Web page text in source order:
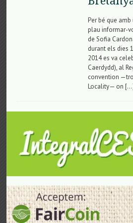
Per bé que
plau informar-
de Sofia
durant els dies
2014 es va
Caerdydd), al
convention
Locality— on